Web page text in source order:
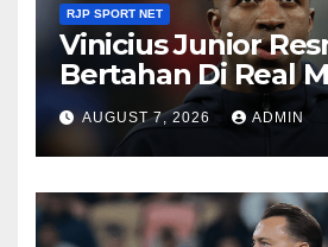
RJP SPORT NET
Vinicius Junior
Bertahan Di Real
Sampai 2032
AUGUST 7, 2026 ADMIN